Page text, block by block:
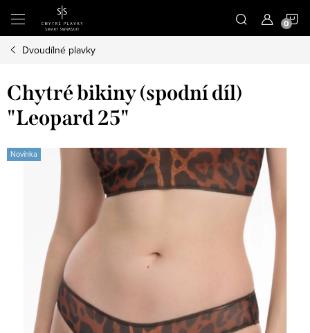
obsah
Dvoudílné plavky
Chytré bikiny (spodní díl)
"Leopard 25"
Novinka